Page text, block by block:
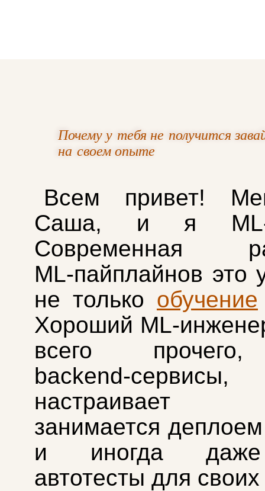
Почему у тебя не получится
на своем опыте
Всем привет!
Саша, и я
Современная
ML‑пайплайнов это
не только обучение
Хороший
всего
backend‑сервисы,
настраивает
занимается
и иногда
автотесты для